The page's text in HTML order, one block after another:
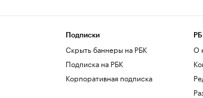
Подписки
Скрыть баннеры на РБК
Подписка на РБК
Корпоративная подписка
О